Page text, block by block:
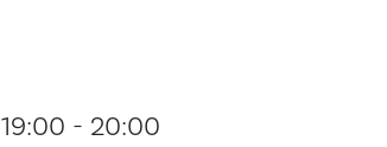
19:00 - 20:00